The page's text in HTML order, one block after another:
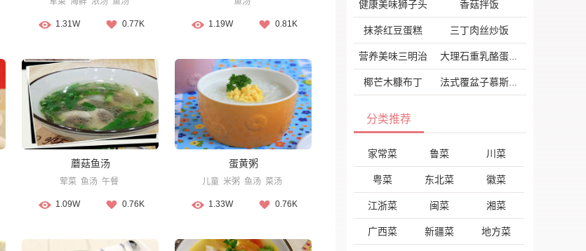
1.31W 0.77K 1.19W 0.81K
蘑菇鱼汤
荤菜 鱼汤 午餐
1.09W 0.76K
蛋黄粥
儿童 米粥 鱼汤 菜汤
1.33W 0.76K
健康美味狮子头 香菇拌饭
抹茶红豆蛋糕 三丁肉丝炒饭
营养美味三明治 大理石重乳酪蛋糕
椰芒木糠布丁 法式覆盆子慕斯芝士蛋糕
分类推荐
家常菜 鲁菜 川菜
粤菜 东北菜 徽菜
江浙菜 闽菜 湘菜
广西菜 新疆菜 地方菜